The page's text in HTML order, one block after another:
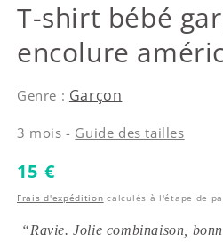
Paul Smith
T-shirt bébé
encolure
Genre : Garçon
3 mois - Guide des tailles
Prix habituel
15 €
Frais d'expédition calculés à l'étape de
“Ravie. Jolie combinaison,